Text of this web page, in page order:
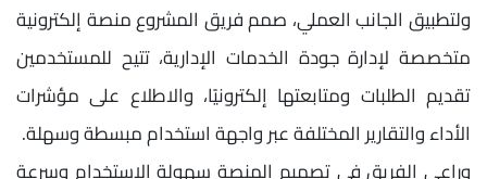
ولتطبيق الجانب العملي، صمم فريق المشروع منصة إلكترونية
متخصصة لإدارة جودة الخدمات الإدارية، تتيح للمستخدمين
تقديم الطلبات ومتابعتها إلكترونيًا، والاطلاع على مؤشرات
الأداء والتقارير المختلفة عبر واجهة استخدام مبسطة وسهلة.
وراعى الفريق في تصميم المنصة سهولة الاستخدام وسرعة